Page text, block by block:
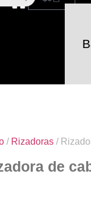
/ Rizadoras/
de